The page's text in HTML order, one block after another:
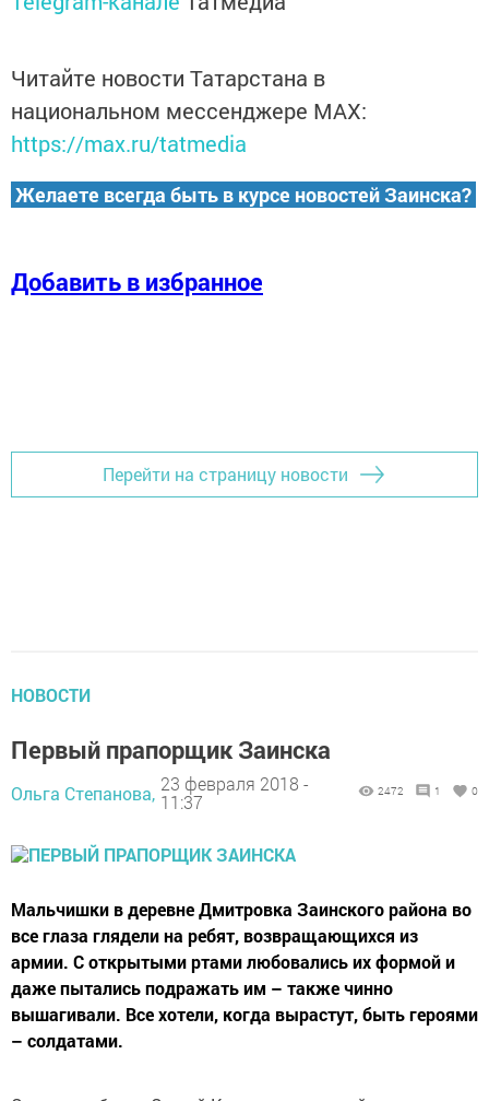
Читайте новости Татарстана в
национальном мессенджере MАХ:
https://max.ru/tatmedia
Желаете всегда быть в курсе новостей Заинска?
Добавить в избранное
Перейти на страницу новости
НОВОСТИ
Первый прапорщик Заинска
Ольга Степанова, 23 февраля 2018 -
11:37
2472 1 0
Мальчишки в деревне Дмитровка Заинского района во
все глаза глядели на ребят, возвращающихся из
армии. С открытыми ртами любовались их формой и
даже пытались подражать им – также чинно
вышагивали. Все хотели, когда вырастут, быть героями
– солдатами.